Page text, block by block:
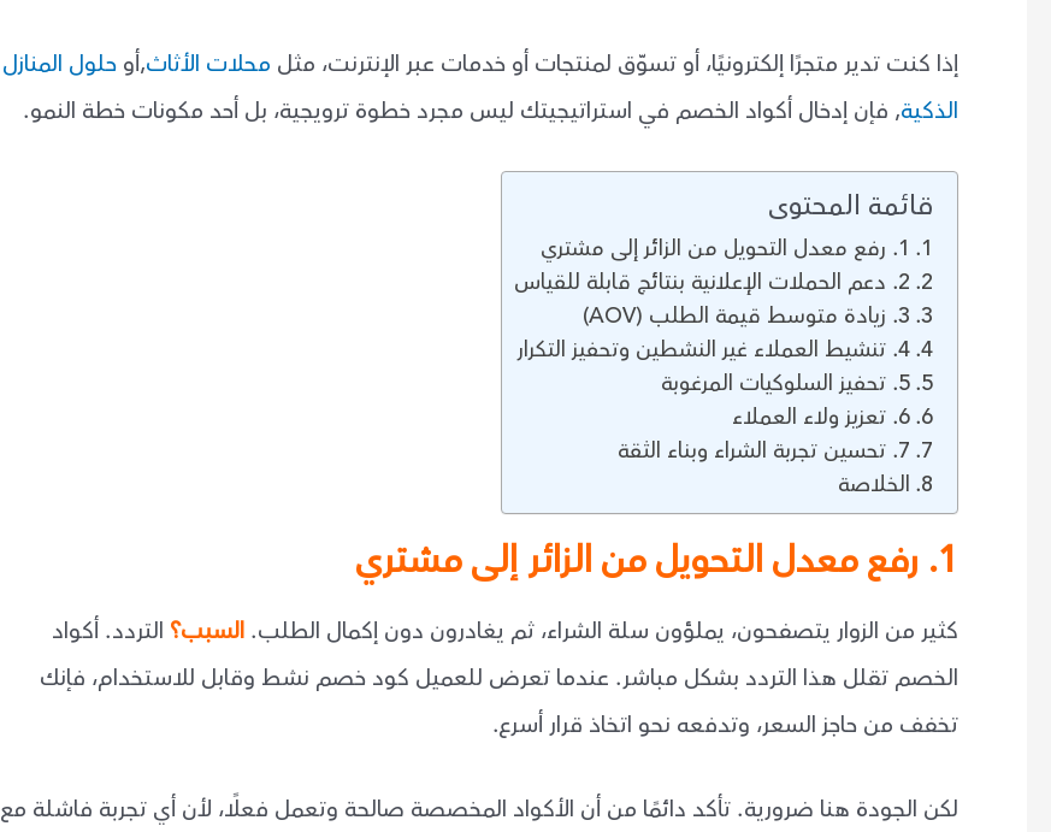
إذا كنت تدير متجرًا إلكترونيًا، أو تسوّق لمنتجات أو خدمات عبر الإنترنت، مثل محلات الأثاث,أو حلول المنازل
الذكية, فإن إدخال أكواد الخصم في استراتيجيتك ليس مجرد خطوة ترويجية، بل أحد مكونات خطة النمو.
قائمة المحتوى
1. رفع معدل التحويل من الزائر إلى مشتري
2. دعم الحملات الإعلانية بنتائج قابلة للقياس
3. زيادة متوسط قيمة الطلب (AOV)
4. تنشيط العملاء غير النشطين وتحفيز التكرار
5. تحفيز السلوكيات المرغوبة
6. تعزيز ولاء العملاء
7. تحسين تجربة الشراء وبناء الثقة
الخلاصة
1. رفع معدل التحويل من الزائر إلى مشتري
كثير من الزوار يتصفحون، يملؤون سلة الشراء، ثم يغادرون دون إكمال الطلب. السبب؟ التردد. أكواد
الخصم تقلل هذا التردد بشكل مباشر. عندما تعرض للعميل كود خصم نشط وقابل للاستخدام، فإنك
تخفف من حاجز السعر، وتدفعه نحو اتخاذ قرار أسرع.
لكن الجودة هنا ضرورية. تأكد دائمًا من أن الأكواد المخصصة صالحة وتعمل فعلًا، لأن أي تجربة فاشلة مع